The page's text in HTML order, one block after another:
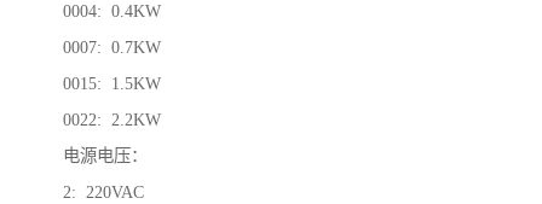
0004: 0.4KW
0007: 0.7KW
0015: 1.5KW
0022: 2.2KW
电源电压：
2: 220VAC